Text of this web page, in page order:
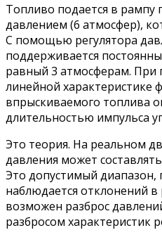
Топливо подается в
давлением (6 атмосфер),
С помощью регулятора
поддерживается
равный 3 атмосферам. При
линейной характеристике
впрыскиваемого топлива
длительностью импульса
Это теория. На реальном
давления может
Это допустимый диапазон,
наблюдается отклонений
возможен разброс
разбросом характеристик